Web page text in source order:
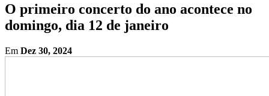
O primeiro concerto do ano acontece no
domingo, dia 12 de janeiro
Em Dez 30, 2024